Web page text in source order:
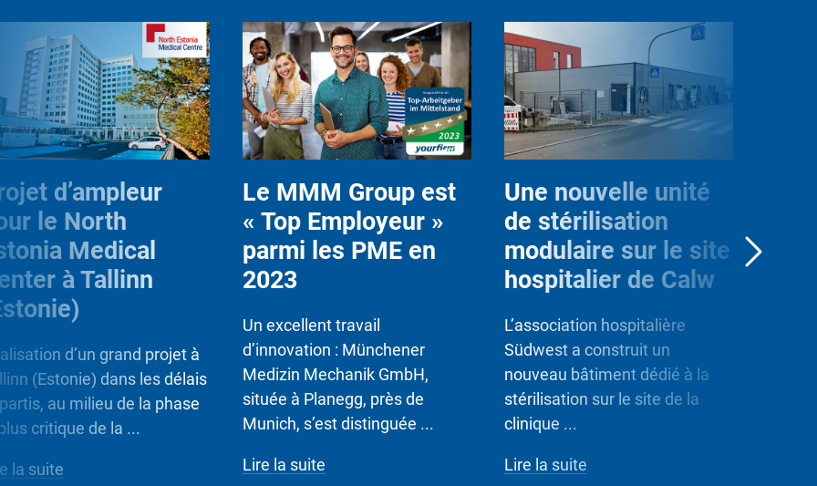
d’ampleur
le North
Medical
à Tallinn
d’un grand projet à
(Estonie) dans les délais
au milieu de la phase
critique de la ...
la suite
Le MMM Group est
« Top Employeur »
parmi les PME en
2023
Un excellent travail
d’innovation : Münchener
Medizin Mechanik GmbH,
située à Planegg, près de
Munich, s’est distinguée ...
Lire la suite
Une nouvelle unité
de stérilisation
modulaire sur le site
hospitalier de Calw
L’association hospitalière
Südwest a construit un
nouveau bâtiment dédié à la
stérilisation sur le site de la
clinique ...
Lire la suite